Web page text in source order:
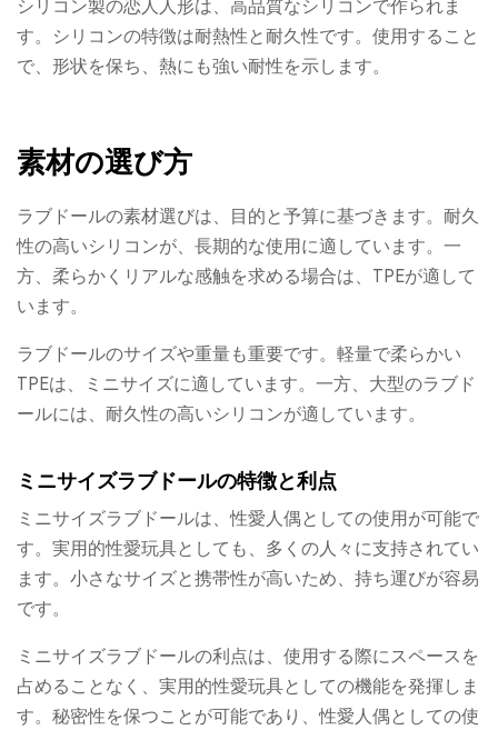
シリコン製の恋人人形は、高品質なシリコンで作られま
す。シリコンの特徴は耐熱性と耐久性です。使用すること
で、形状を保ち、熱にも強い耐性を示します。
素材の選び方
ラブドールの素材選びは、目的と予算に基づきます。耐久
性の高いシリコンが、長期的な使用に適しています。一
方、柔らかくリアルな感触を求める場合は、TPEが適して
います。
ラブドールのサイズや重量も重要です。軽量で柔らかい
TPEは、ミニサイズに適しています。一方、大型のラブド
ールには、耐久性の高いシリコンが適しています。
ミニサイズラブドールの特徴と利点
ミニサイズラブドールは、性愛人偶としての使用が可能で
す。実用的性愛玩具としても、多くの人々に支持されてい
ます。小さなサイズと携帯性が高いため、持ち運びが容易
です。
ミニサイズラブドールの利点は、使用する際にスペースを
占めることなく、実用的性愛玩具としての機能を発揮しま
す。秘密性を保つことが可能であり、性愛人偶としての使